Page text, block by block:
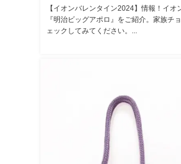
【イオンバレンタイン2024】情報！イ
『明治ビッグアポロ』をご紹介。家族チ
ェックしてみてください。...